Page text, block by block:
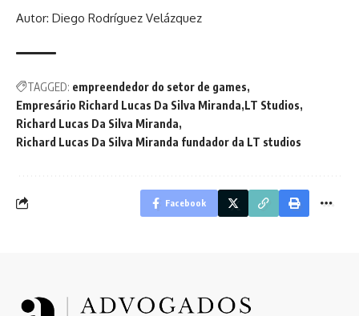
Autor: Diego Rodríguez Velázquez
TAGGED: empreendedor do setor de games
Empresário Richard Lucas Da Silva Miranda LT Studios
Richard Lucas Da Silva Miranda
Richard Lucas Da Silva Miranda fundador da LT studios
Facebook